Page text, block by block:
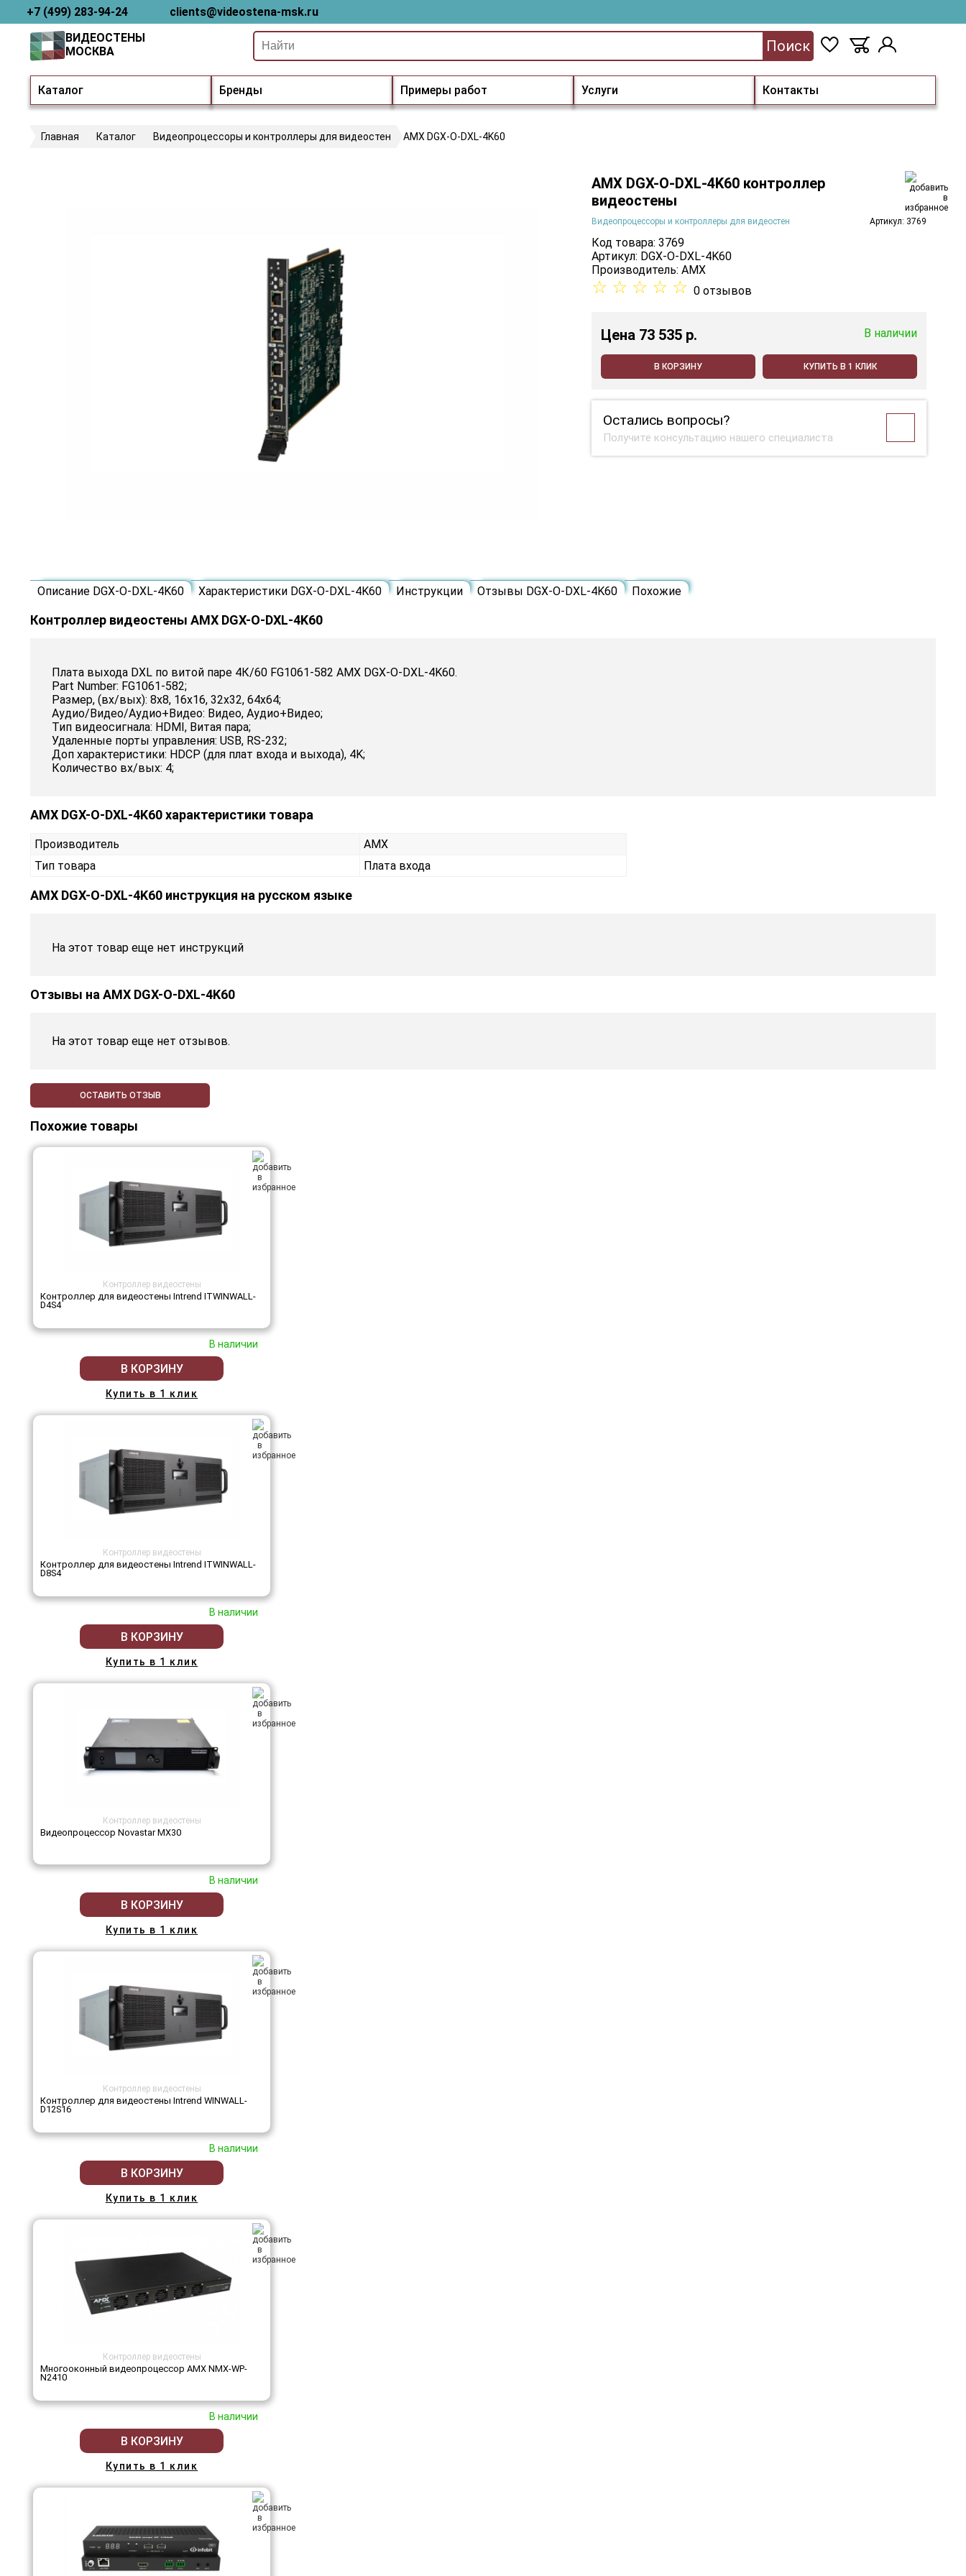
+7 (499) 283-94-24 clients@videostena-msk.ru
Каталог Бренды Примеры работ Услуги Контакты
ВИДЕОСТЕНЫ
МОСКВА
Поиск
Главная Каталог Видеопроцессоры и контроллеры для видеостен AMX DGX-O-DXL-4K60
AMX DGX-O-DXL-4K60 контроллер
видеостены
Видеопроцессоры и контроллеры для видеостен Артикул: 3769
Код товара: 3769
Артикул: DGX-O-DXL-4K60
Производитель:AMX
☆ ☆ ☆ ☆ ☆ 0 отзывов
Цена 73 535 p. В наличии
В КОРЗИНУ КУПИТЬ В 1 КЛИК
Остались вопросы?
Получите консультацию нашего специалиста
Описание DGX-O-DXL-4K60 Характеристики DGX-O-DXL-4K60 Инструкции Отзывы DGX-O-DXL-4K60 Похожие
Контроллер видеостены AMX DGX-O-DXL-4K60
Плата выхода DXL по витой паре 4К/60 FG1061-582 AMX DGX-O-DXL-4K60.
Part Number: FG1061-582;
Размер, (вх/вых): 8х8, 16х16, 32х32, 64х64;
Аудио/Видео/Аудио+Видео: Видео, Аудио+Видео;
Тип видеосигнала: HDMI, Витая пара;
Удаленные порты управления: USB, RS-232;
Доп характеристики: HDCP (для плат входа и выхода), 4K;
Количество вх/вых: 4;
AMX DGX-O-DXL-4K60 характеристики товара
Производитель
AMX
Тип товара
Плата входа
AMX DGX-O-DXL-4K60 инструкция на русском языке
На этот товар еще нет инструкций
Отзывы наAMX DGX-O-DXL-4K60
На этот товар еще нет отзывов.
ОСТАВИТЬ ОТЗЫВ
Похожие товары
Контроллер видеостены
Контроллер для видеостены Intrend ITWINWALL-
D4S4
В наличии
В КОРЗИНУ
Купить в 1 клик
Контроллер видеостены
Контроллер для видеостены Intrend ITWINWALL-
D8S4
В наличии
В КОРЗИНУ
Купить в 1 клик
Контроллер видеостены
Видеопроцессор Novastar MX30
В наличии
В КОРЗИНУ
Купить в 1 клик
Контроллер видеостены
Контроллер для видеостены Intrend WINWALL-
D12S16
В наличии
В КОРЗИНУ
Купить в 1 клик
Контроллер видеостены
Многооконный видеопроцессор AMX NMX-WP-
N2410
В наличии
В КОРЗИНУ
Купить в 1 клик